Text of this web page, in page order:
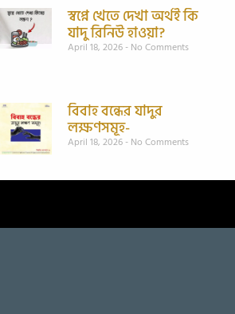
স্বপ্নে খেতে দেখা অর্থই কি
যাদু রিনিউ হাওয়া?
April 18, 2026 No Comments
বিবাহ বন্ধের যাদুর
লক্ষণসমূহ-
April 18, 2026 No Comments